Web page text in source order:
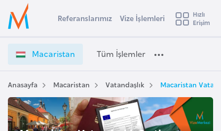
Ülke Seçimi
Başvuru yapmak istediğiniz ülkeyi seçin
Üye
Girişi
a
a
r
s
t
a
e
t
Referanslarımız Vize İşlemleri
Hızlı
Erişim
Macaristan Tüm İşlemler
Anasayfa Macaristan Vatandaşlık Macaristan
s
t
r
a
A